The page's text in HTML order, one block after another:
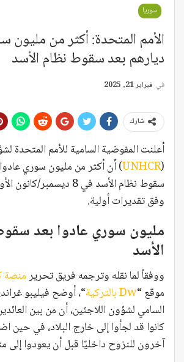
سوريا
الأمم المتحدة: أكثر من مليون
ديارهم بعد سقوط نظام الأسد
في فبراير 21, 2025
شارك
أعلنت المفوضية السامية للأمم المتحدة
(
UNHCR) أن أكثر من مليون سوري
وفق تقديرات أولية.
مليون سوري عادوا بعد
الأسد
ووفقاً لما نقله وترجمه فريق تحريرمنصة
موقع “Dw بالتركية
“، أوضح فيليبو
آخرون للنزوح داخليًا قبل أن يعودوا إلى